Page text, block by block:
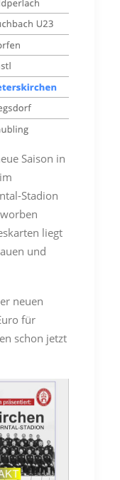
Saison in
Stadion
liegt
und
neuen
für
schon jetzt